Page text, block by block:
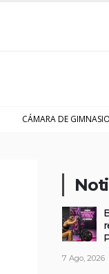
CÁMARA DE
7 Ago, 2026